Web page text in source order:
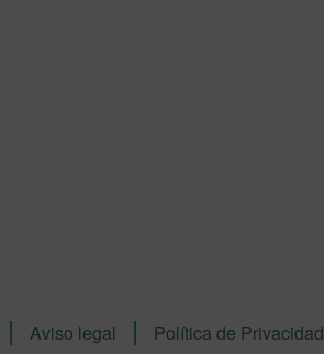
Aviso legal Política de Privacidad